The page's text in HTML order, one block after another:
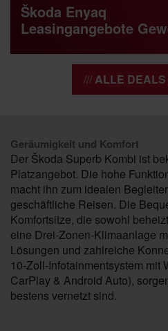
Škoda Enyaq
Leasingangebote
ALLE DEALS
Geräumigkeit und Komfort
Der Škoda Superb Kombi ist
Platzangebot. Die hohe
macht ihn zum idealen
geschäftliche Reisen. Die
Komfortsitze, die sowohl
eine Drei-Zonen-Klimaanlage
Lösungen und zahlreiche
10-Zoll-Infotainmentsystem mit
CarPlay & Android Auto),
bestens vernetzt sind.